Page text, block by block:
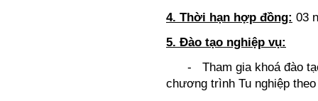
4. Thời hạn hợp đồng: 03
5. Đào tạo nghiệp vụ:
- Tham gia khoá đào tạo
chương trình Tu nghiệp